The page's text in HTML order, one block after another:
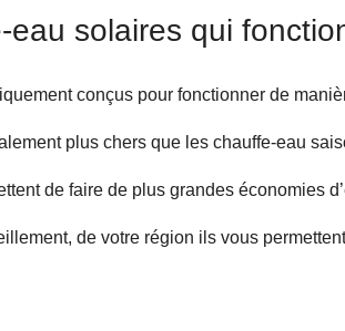
eau solaires qui
conçus pour fonctionner de
plus chers que les chauffe-eau
de faire de plus grandes économies
de votre région ils vous